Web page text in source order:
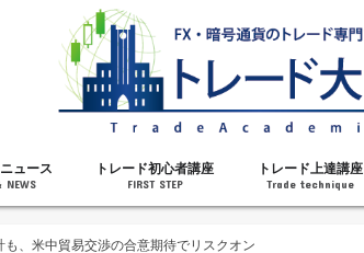
ュース
NEWS
トレード初心者講座
FIRST STEP
トレード上達講座
Trade technique
、米中貿易交渉の合意期待でリスクオン